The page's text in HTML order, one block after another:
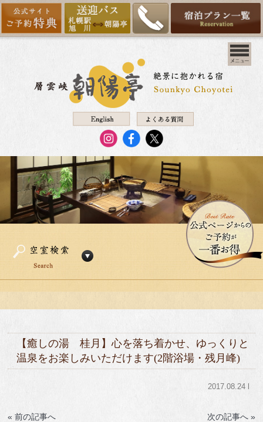
【癒しの湯 桂月】心を落ち着かせ、ゆっくりと
温泉をお楽しみいただけます(2階浴場・残月峰)
2017.08.24 l
« 前の記事へ 次の記事へ »